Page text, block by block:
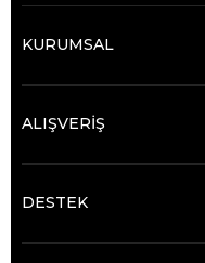
KURUMSAL
ALIŞVERİŞ
DESTEK